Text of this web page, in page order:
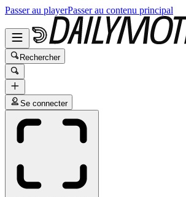
Passer au playerPasser au contenu principal
Rechercher
Se connecter